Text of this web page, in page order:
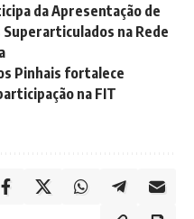
da Apresentação de
Superarticulados na Rede
Pinhais fortalece
na FIT